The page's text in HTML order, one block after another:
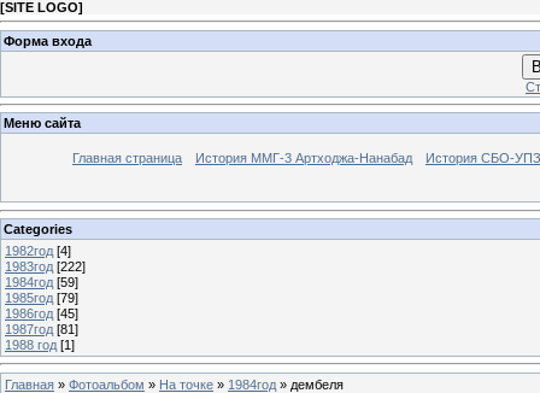
[SITE LOGO]
Форма входа
Меню сайта
Главная страница История ММГ-3 Артходжа-Нанабад История СБО-УПЗ
Categories
1982год [4]
1983год [222]
1984год [59]
1985год [79]
1986год [45]
1987год [81]
1988 год [1]
Главная » Фотоальбом » На точке » 1984год » дембеля